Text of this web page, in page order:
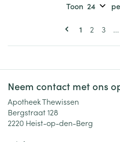
U lees
1 Pagina
2 3 ...
Toon
Neem contact met ons
Apotheek Thewissen
Bergstraat 128
2220 Heist-op-den-Berg